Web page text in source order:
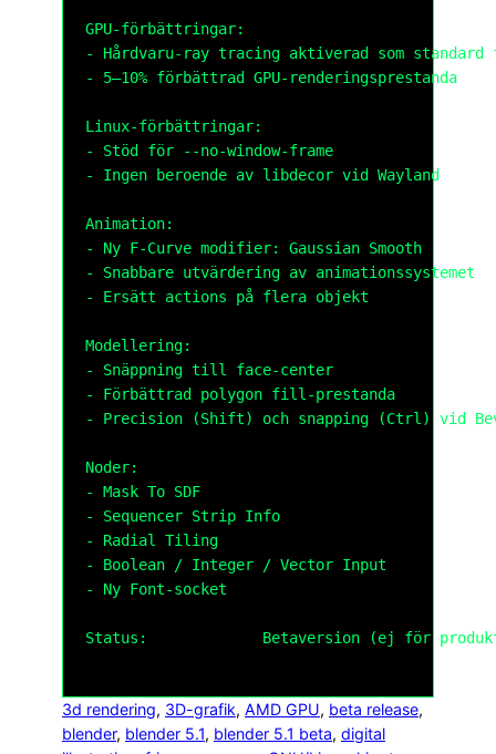
GPU-förbättringar:
- Hårdvaru-ray tracing aktiverad som standard
- 5–10% förbättrad GPU-renderingsprestanda
Linux-förbättringar:
- Stöd för --no-window-frame
- Ingen beroende av libdecor vid Wayland
Animation:
- Ny F-Curve modifier: Gaussian Smooth
- Snabbare utvärdering av animationssystemet
- Ersätt actions på flera objekt
Modellering:
- Snäppning till face-center
- Förbättrad polygon fill-prestanda
- Precision (Shift) och snapping (Ctrl) vid
Noder:
- Mask To SDF
- Sequencer Strip Info
- Radial Tiling
- Boolean / Integer / Vector Input
- Ny Font-socket
Status:             Betaversion (ej för
3d rendering, 3D-grafik, AMD GPU, beta release
blender, blender 5.1, blender 5.1 beta, digital